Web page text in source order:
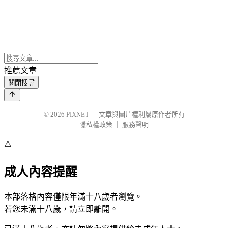
推薦文章
關閉搜尋
© 2026 PIXNET
文章與圖片權利屬原作者所有
隱私權政策
服務聲明
⚠️
成人內容提醒
本部落格內容僅限年滿十八歲者瀏覽。
若您未滿十八歲，請立即離開。